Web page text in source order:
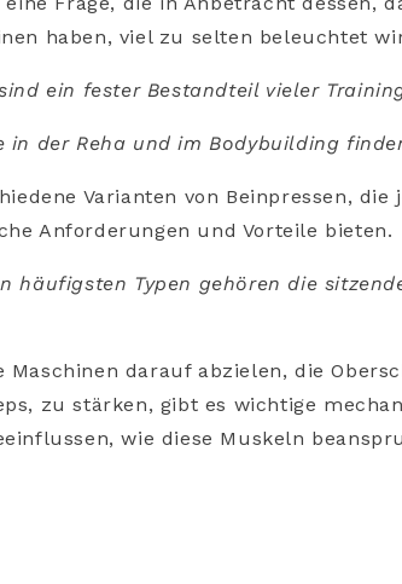
haben, viel zu selten beleuchtet
ein fester Bestandteil vieler
in der Reha und im Bodybuilding
Varianten von Beinpressen,
Anforderungen und Vorteile bieten.
häufigsten Typen gehören die
Maschinen darauf abzielen, die
zu stärken, gibt es wichtige
wie diese Muskeln